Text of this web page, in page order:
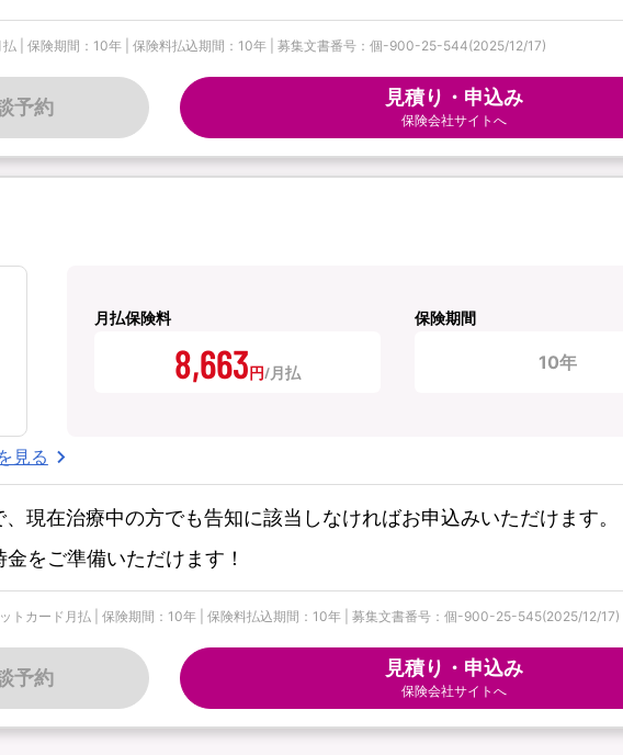
| 保険期間：10年 | 保険料払込期間：10年 | 募集文書番号：個-900-25-544(2025/12/17)
予約 見積り・申込み
保険会社サイトへ
月払保険料
8,663円
保険期間
10年
見る
現在治療中の方でも告知に該当しなければお申込みいただけます。
をご準備いただけます！
カード月払 | 保険期間：10年 | 保険料払込期間：10年 | 募集文書番号：個-900-25-545(2025/12/17)
予約 見積り・申込み
保険会社サイトへ